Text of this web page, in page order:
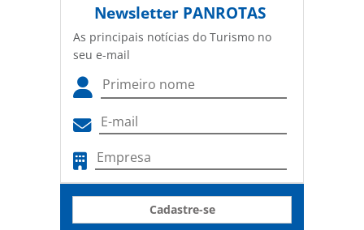
Newsletter PANROTAS
As principais notícias do Turismo no
seu e-mail
Cadastre-se